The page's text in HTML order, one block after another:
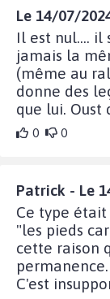
Le 14/07/
Il est nul.... il
jamais la
(même au
donne des
que lui. Oust
0 0
Patrick - Le
Ce type
"les pieds
cette raison
permanence.
C'est